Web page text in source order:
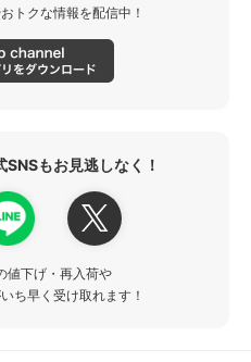
トクな情報を配信中！
もお見逃しなく！
値下げ・再入荷や
ち早く受け取れます！